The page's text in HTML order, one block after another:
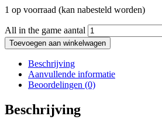
1 op voorraad (kan nabesteld worden)
All in the game aantal
Toevoegen aan winkelwagen
Beschrijving
Aanvullende informatie
Beoordelingen (0)
Beschrijving